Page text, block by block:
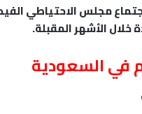
مجلس الاحتياطي
الأشهر المقبلة.
في السعودية